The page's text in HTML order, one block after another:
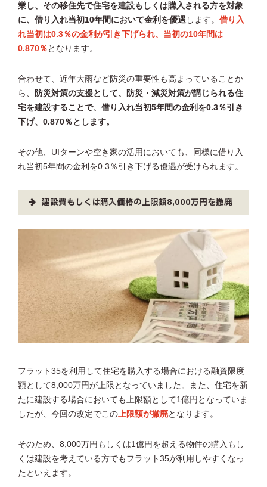
業し、その移住先で住宅を建設もしくは購入される方を対象
に、借り入れ当初10年間において金利を優遇 します。 借り入
れ当初は0.3％の金利が引き下げられ、当初の10年間は
0.870％ となります。
合わせて、近年大雨など防災の重要性も高まっていることか
ら、
防災対策の支援として、防災・減災対策が講じられる住
宅を建設することで、借り入れ当初5年間の金利を0.3％引き
下げ、0.870％とします。
その他、UIターンや空き家の活用においても、同様に借り入
れ当初5年間の金利を0.3％引き下げる優遇が受けられます。
建設費もしくは購入価格の上限額8,000万円を撤廃
フラット35を利用して住宅を購入する場合における融資限度
額として8,000万円が上限となっていました。また、住宅を新
たに建設する場合においても上限額として1億円となっていま
したが、今回の改定でこの上限額が撤廃となります。
そのため、8,000万円もしくは1億円を超える物件の購入もし
くは建設を考えている方でもフラット35が利用しやすくなっ
たといえます。